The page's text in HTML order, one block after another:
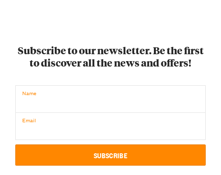
Subscribe to our newsletter. Be the first
to discover all the news and offers!
Name
Email